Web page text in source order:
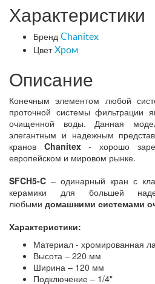
Характеристики
Бренд Chanitex
Цвет Хром
Описание
Конечным элементом любой
проточной системы фильтрации
очищенной воды. Данная
элегантным и надежным
кранов Chanitex
- хорошо
европейском и мировом рынке.
SFCH5-C – одинарный кран с
керамики для большей
любыми домашними системами
Характеристики:
Материал - хромированная
Высота – 220 мм
Ширина – 120 мм
Подключение – 1/4"